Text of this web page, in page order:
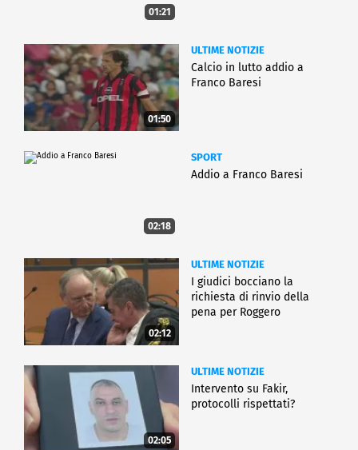
01:21
01:50
ULTIME NOTIZIE
Calcio in lutto addio a
Franco Baresi
02:18
SPORT
Addio a Franco Baresi
02:12
ULTIME NOTIZIE
I giudici bocciano la
richiesta di rinvio della
pena per Roggero
02:05
ULTIME NOTIZIE
Intervento su Fakir,
protocolli rispettati?